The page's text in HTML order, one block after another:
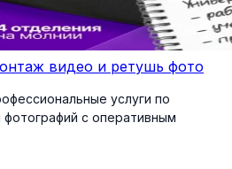
видео и ретушь фото
услуги по
с оперативным